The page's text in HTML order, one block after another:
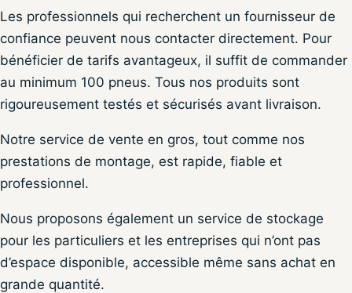
Les professionnels qui recherchent un fournisseur de
confiance peuvent nous contacter directement. Pour
bénéficier de tarifs avantageux, il suffit de commander
au minimum 100 pneus. Tous nos produits sont
rigoureusement testés et sécurisés avant livraison.
Notre service de vente en gros, tout comme nos
prestations de montage, est rapide, fiable et
professionnel.
Nous proposons également un service de stockage
pour les particuliers et les entreprises qui n’ont pas
d’espace disponible, accessible même sans achat en
grande quantité.